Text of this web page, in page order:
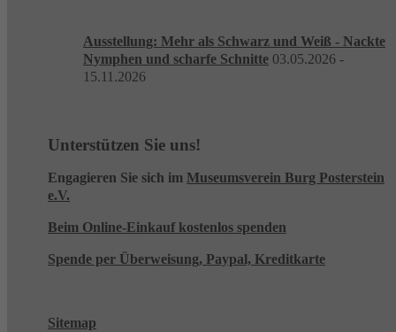
Ausstellung: Mehr als Schwarz und Weiß - Nackte
Nymphen und scharfe Schnitte 03.05.2026 -
15.11.2026
Unterstützen Sie uns!
Engagieren Sie sich im Museumsverein Burg Posterstein
e.V.
Beim Online-Einkauf kostenlos spenden
Spende per Überweisung, Paypal, Kreditkarte
Sitemap